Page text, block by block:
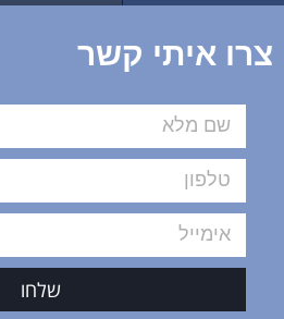
צרו איתי קשר
שלחו